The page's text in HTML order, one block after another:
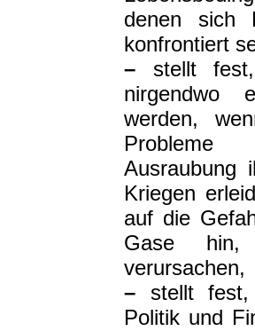
denen sich
konfrontiert
– stellt
nirgendwo
werden,
Ausraubung
Kriegen
auf die
Gase hin,
verursachen,
– stellt
Politik und